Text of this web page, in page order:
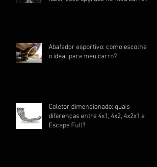
Abafador esportivo: como escolher
o ideal para meu carro?
Coletor dimensionado: quais
diferenças entre 4x1, 4x2, 4x2x1 e
Escape Full?